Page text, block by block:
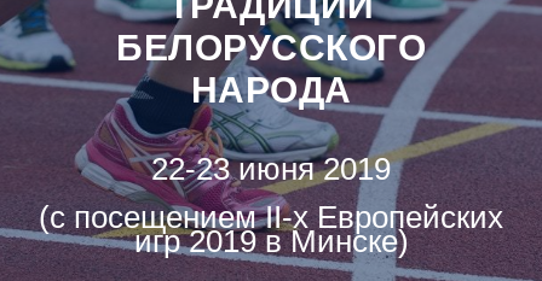
БЕЛОРУССКОГО
НАРОДА
22-23 июня 2019
(с посещением II-х Европейских
игр 2019 в Минске)